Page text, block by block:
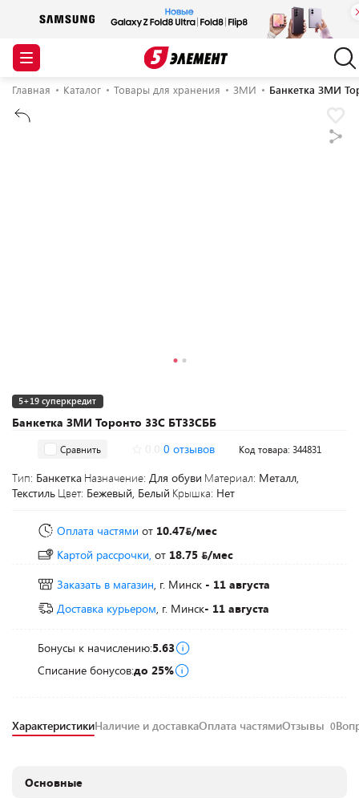
Главная Каталог Товары для хранения ЗМИ Банкетка ЗМИ
Банкетка ЗМИ Торонто 33С БТ33СББ
5+19 суперкредит
Сравнить 0 отзывов Код товара: 344831
Тип: Банкетка Назначение: Для обуви Материал: Металл,
Текстиль Цвет: Бежевый, Белый Крышка: Нет
Оплата частями от 10.47 /мес
Картой рассрочки, от 18.75
/мес
Заказать в магазин, г. Минск - 11 августа
Доставка курьером, г. Минск- 11 августа
Бонусы к начислению:5.63
Списание бонусов:до 25%
ХарактеристикиНаличие и доставкаОплата частямиОтзывы 0
Основные